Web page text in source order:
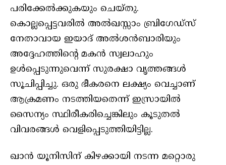
പരിക്കേൽക്കുകയും ചെയ്തു.
കൊല്ലപ്പെട്ടവരിൽ അൽഖസ്സാം ബ്രിഗേഡ്‌സ്
നേതാവായ ഇയാദ് അൽശൻബാരിയും
അദ്ദേഹത്തിന്റെ മകൻ സ്വലാഹും
ഉൾപ്പെടുന്നുവെന്ന് സുരക്ഷാ വൃത്തങ്ങൾ
സൂചിപ്പിച്ചു. ഒരു ഭീകരനെ ലക്ഷ്യം വെച്ചാണ്
ആക്രമണം നടത്തിയതെന്ന് ഇസ്രായിൽ
സൈന്യം സ്ഥിരീകരിച്ചെങ്കിലും കൂടുതൽ
വിവരങ്ങൾ വെളിപ്പെടുത്തിയിട്ടില്ല.
ഖാൻ യൂനിസിന് കിഴക്കായി നടന്ന മറ്റൊരു